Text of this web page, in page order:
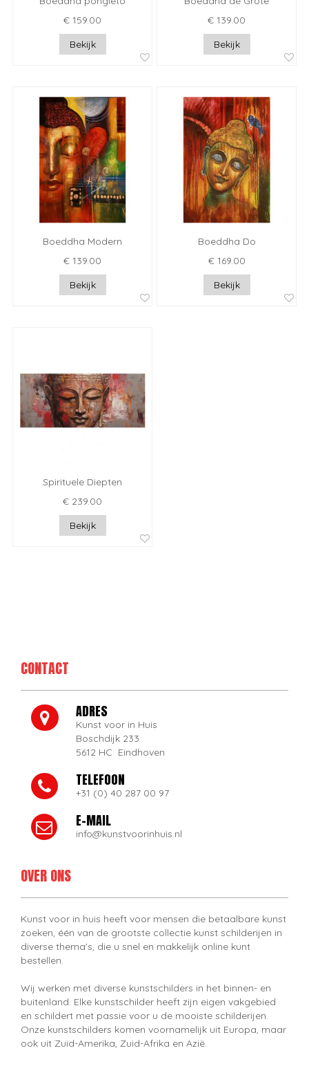
€ 159.00
Bekijk
€ 139.00
Bekijk
Boeddha Modern
€ 139.00
Bekijk
Boeddha Do
€ 169.00
Bekijk
Spirituele Diepten
€ 239.00
Bekijk
CONTACT
ADRES
Kunst voor in Huis
Boschdijk 233
5612 HC Eindhoven
TELEFOON
+31 (0) 40 287 00 97
E-MAIL
info@kunstvoorinhuis.nl
OVER ONS
Kunst voor in huis heeft voor mensen die betaalbare kunst
zoeken, één van de grootste collectie kunst schilderijen in
diverse thema's, die u snel en makkelijk online kunt
bestellen.
Wij werken met diverse kunstschilders in het binnen- en
buitenland. Elke kunstschilder heeft zijn eigen vakgebied
en schildert met passie voor u de mooiste schilderijen.
Onze kunstschilders komen voornamelijk uit Europa, maar
ook uit Zuid-Amerika, Zuid-Afrika en Azië.